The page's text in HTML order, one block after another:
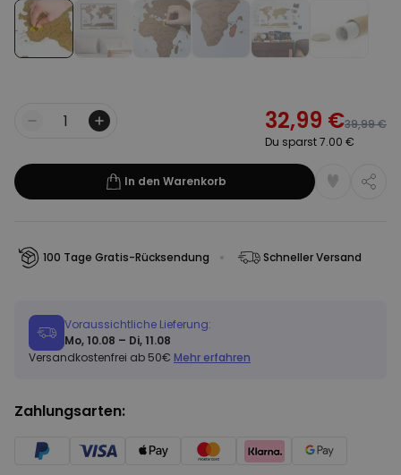
39,99 €
32,99 €
Du sparst 7.00 €
In den Warenkorb
100 Tage Gratis-Rücksendung Schneller Versand
Voraussichtliche Lieferung:
Mo, 10.08 – Di, 11.08
Versandkostenfrei ab 50€ Mehr erfahren
Zahlungsarten: